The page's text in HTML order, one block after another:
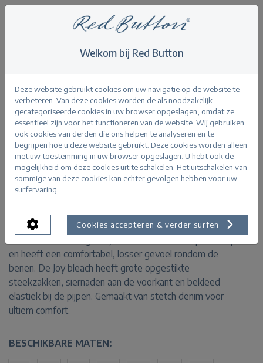
Terug
Joy bleach
PRODUCTINFORMATIE
De Joy bleach is een jeans met een relaxed fit en een
en heeft een comfortabel, losser gevoel rondom de
benen. De Joy bleach heeft grote opgestikte
steekzakken, siernaden aan de voorkant en bekleed
elastiek bij de pijpen. Gemaakt van stetch denim voor
ultiem comfort.
BESCHIKBARE MATEN:
Welkom bij Red Button
Deze website gebruikt cookies om uw navigatie op de website te
verbeteren. Van deze cookies worden de als noodzakelijk
gecategoriseerde cookies in uw browser opgeslagen, omdat ze
essentieel zijn voor het functioneren van de website. Wij gebruiken
ook cookies van derden die ons helpen te analyseren en te
begrijpen hoe u deze website gebruikt. Deze cookies worden alleen
met uw toestemming in uw browser opgeslagen. U hebt ook de
mogelijkheid om deze cookies uit te schakelen. Het uitschakelen van
sommige van deze cookies kan echter gevolgen hebben voor uw
surfervaring.
Cookies accepteren & verder surfen